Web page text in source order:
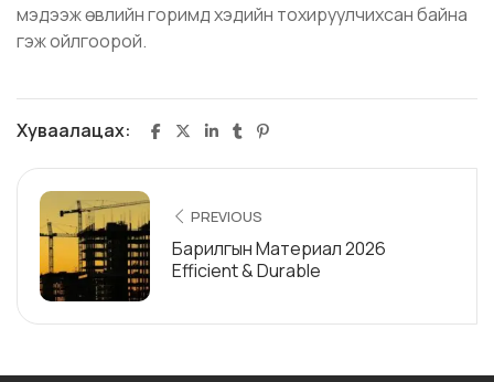
мэдээж өвлийн горимд хэдийн тохируулчихсан байна
гэж ойлгоорой.
Хуваалацах:
PREVIOUS
Барилгын Материал 2026
Efficient & Durable